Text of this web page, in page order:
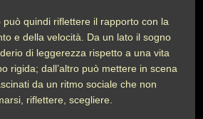
può quindi riflettere il rapporto con la
e della velocità. Da un lato il sogno
di leggerezza rispetto a una vita
rigida; dall’altro può mettere in scena
da un ritmo sociale che non
riflettere, scegliere.